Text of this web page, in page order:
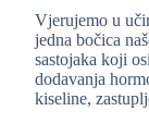
Vjerujemo u
jedna bočica
sastojaka koji
dodavanja
kiseline,